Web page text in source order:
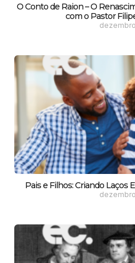
O Conto de Raion – O
com o Pastor
Pais e Filhos: Criando Laços